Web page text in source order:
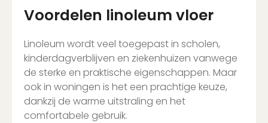
Voordelen linoleum vloer
Linoleum wordt veel toegepast in scholen,
kinderdagverblijven en ziekenhuizen vanwege
de sterke en praktische eigenschappen. Maar
ook in woningen is het een prachtige keuze,
dankzij de warme uitstraling en het
comfortabele gebruik.